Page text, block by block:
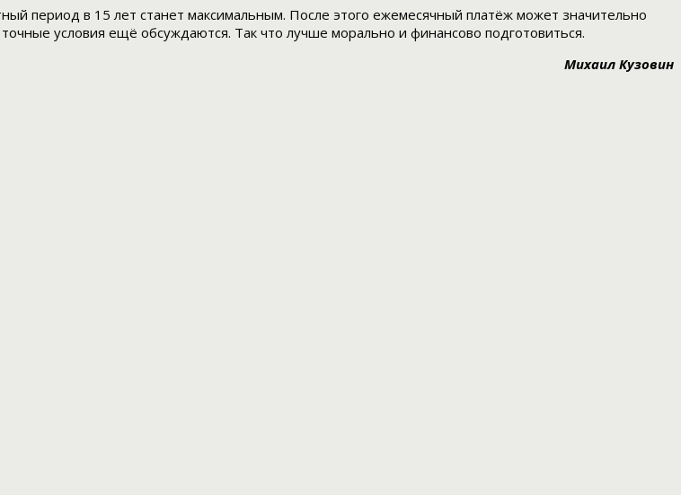
период в 15 лет станет максимальным. После этого ежемесячный платёж может значительно
условия ещё обсуждаются. Так что лучше морально и финансово подготовиться.
Михаил Кузовин